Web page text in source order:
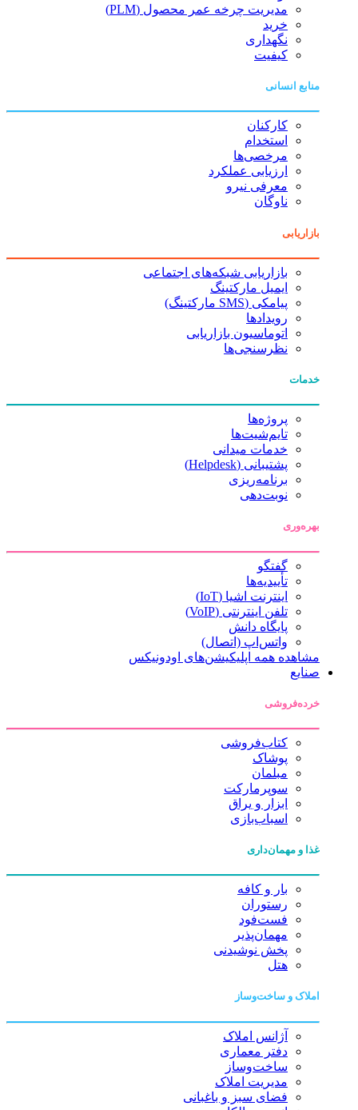
مدیریت چرخه عمر محصول (PLM)
خرید
نگهداری
کیفیت
منابع انسانی
کارکنان
استخدام
مرخصی‌ها
ارزیابی عملکرد
معرفی نیرو
ناوگان
بازاریابی
بازاریابی شبکه‌های اجتماعی
ایمیل مارکتینگ
پیامکی (SMS مارکتینگ)
رویدادها
اتوماسیون بازاریابی
نظرسنجی‌ها
خدمات
پروژه‌ها
تایم‌شیت‌ها
خدمات میدانی
پشتیبانی (Helpdesk)
برنامه‌ریزی
نوبت‌دهی
بهره‌وری
گفتگو
تأییدیه‌ها
اینترنت اشیا (IoT)
تلفن اینترنتی (VoIP)
پایگاه دانش
واتس‌اپ (اتصال)
مشاهده همه اپلیکیشن‌های اودونیکس
صنایع
خرده‌فروشی
کتاب‌فروشی
پوشاک
مبلمان
سوپرمارکت
ابزار و یراق
اسباب‌بازی
غذا و مهمان‌داری
بار و کافه
رستوران
فست‌فود
مهمان‌پذیر
پخش نوشیدنی
هتل
املاک و ساخت‌وساز
آژانس املاک
دفتر معماری
ساخت‌وساز
مدیریت املاک
فضای سبز و باغبانی